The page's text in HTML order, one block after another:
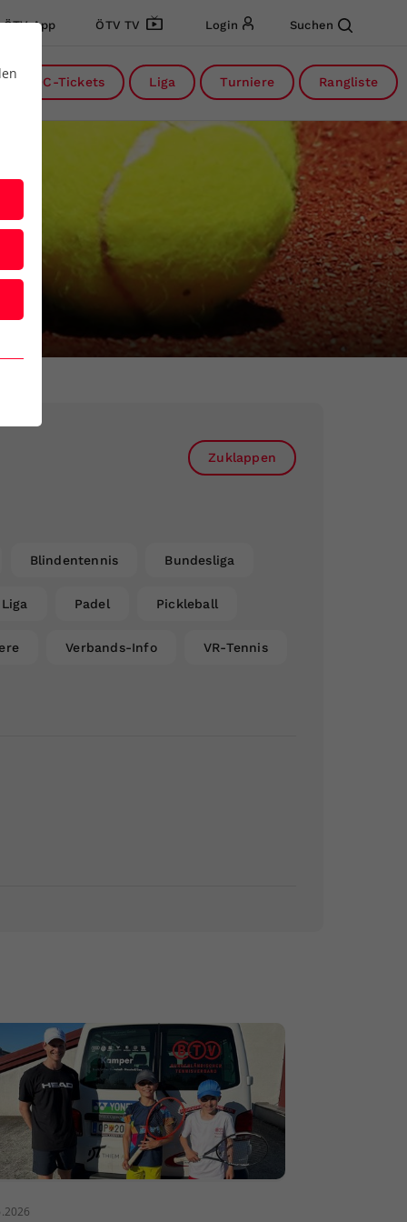
ÖTV App ÖTV TV Login Suchen
DC-Tickets Liga Turniere Rangliste
Zuklappen
Blindentennis Bundesliga
Liga Padel Pickleball
Verbands-Info VR-Tennis